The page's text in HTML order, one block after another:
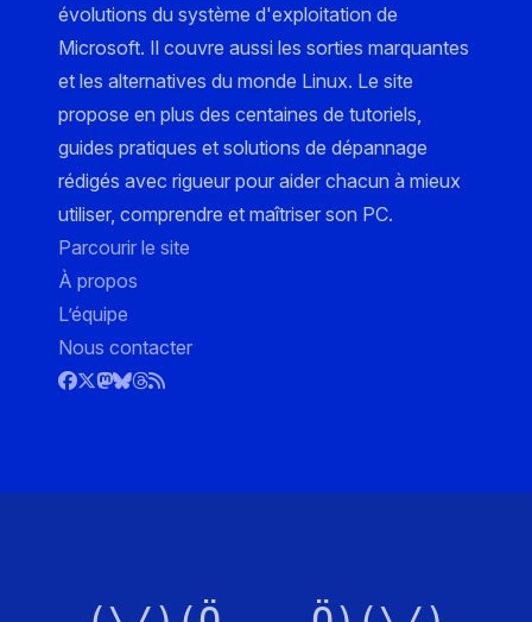
évolutions du système d'exploitation de
Microsoft. Il couvre aussi les sorties marquantes
et les alternatives du monde Linux. Le site
propose en plus des centaines de tutoriels,
guides pratiques et solutions de dépannage
rédigés avec rigueur pour aider chacun à mieux
utiliser, comprendre et maîtriser son PC.
Parcourir le site
À propos
L’équipe
Nous contacter